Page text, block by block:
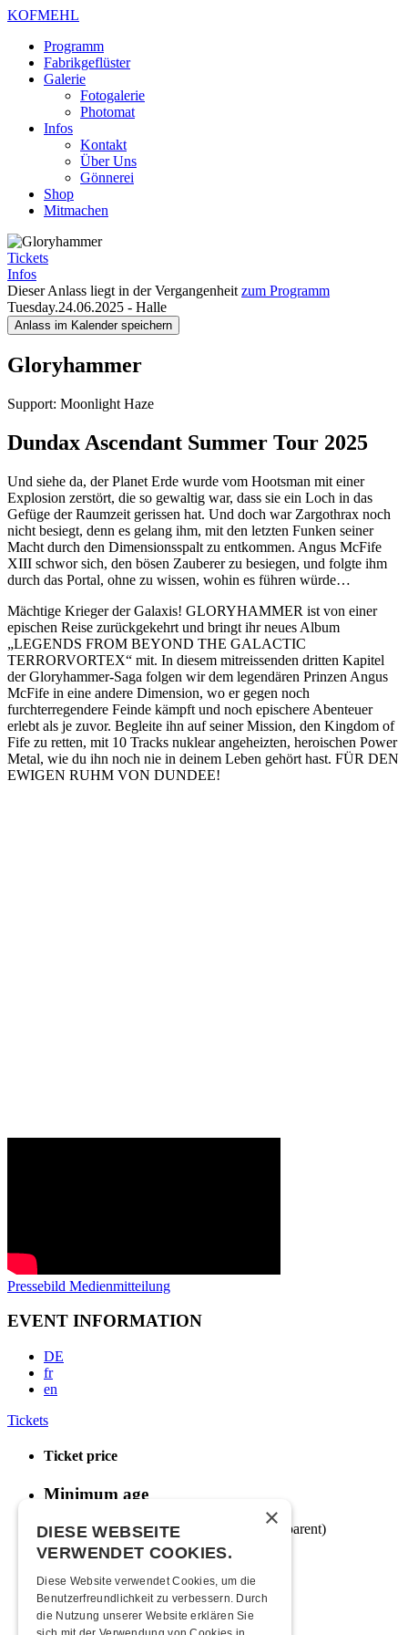
KOFMEHL
Programm
Fabrikgeflüster
Galerie
Fotogalerie
Photomat
Infos
Kontakt
Über Uns
Gönnerei
Shop
Mitmachen
Tickets
Infos
Dieser Anlass liegt in der Vergangenheit zum Programm
Tuesday.24.06.2025 - Halle
Anlass im Kalender speichern
Gloryhammer
Support: Moonlight Haze
Dundax Ascendant Summer Tour 2025
Und siehe da, der Planet Erde wurde vom Hootsman mit einer
Explosion zerstört, die so gewaltig war, dass sie ein Loch in das
Gefüge der Raumzeit gerissen hat. Und doch war Zargothrax noch
nicht besiegt, denn es gelang ihm, mit den letzten Funken seiner
Macht durch den Dimensionsspalt zu entkommen. Angus McFife
XIII schwor sich, den bösen Zauberer zu besiegen, und folgte ihm
durch das Portal, ohne zu wissen, wohin es führen würde…
Mächtige Krieger der Galaxis! GLORYHAMMER ist von einer
epischen Reise zurückgekehrt und bringt ihr neues Album
„LEGENDS FROM BEYOND THE GALACTIC
TERRORVORTEX“ mit. In diesem mitreissenden dritten Kapitel
der Gloryhammer-Saga folgen wir dem legendären Prinzen Angus
McFife in eine andere Dimension, wo er gegen noch
furchterregendere Feinde kämpft und noch epischere Abenteuer
erlebt als je zuvor. Begleite ihn auf seiner Mission, den Kingdom of
Fife zu retten, mit 10 Tracks nuklear angeheizten, heroischen Power
Metal, wie du ihn noch nie in deinem Leben gehört hast. FÜR DEN
EWIGEN RUHM VON DUNDEE!
Pressebild Medienmitteilung
EVENT INFORMATION
DE
fr
en
Tickets
Ticket price
Minimum age
16 years of age (unless accompanied by a parent)
Moonliner
Moonliner timetable from Kofmehl
×
DIESE WEBSEITE
VERWENDET COOKIES.
Diese Website verwendet Cookies, um die
Benutzerfreundlichkeit zu verbessern. Durch
die Nutzung unserer Website erklären Sie